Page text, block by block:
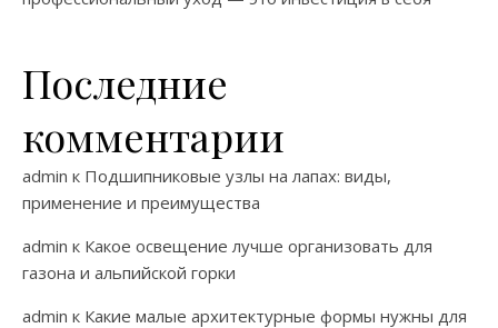
Последние
комментарии
admin к Подшипниковые узлы на лапах: виды,
применение и преимущества
admin к Какое освещение лучше организовать для
газона и альпийской горки
admin к Какие малые архитектурные формы нужны для